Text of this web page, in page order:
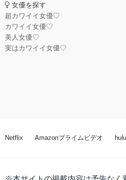
女優を探す
超カワイイ女優♡
カワイイ女優♡
美人女優♡
実はカワイイ女優♡
Netflix Amazonプライムビデオ hulu